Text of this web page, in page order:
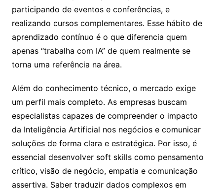
participando de eventos e conferências, e
realizando cursos complementares. Esse hábito de
aprendizado contínuo é o que diferencia quem
apenas “trabalha com IA” de quem realmente se
torna uma referência na área.
Além do conhecimento técnico, o mercado exige
um perfil mais completo. As empresas buscam
especialistas capazes de compreender o impacto
da Inteligência Artificial nos negócios e comunicar
soluções de forma clara e estratégica. Por isso, é
essencial desenvolver soft skills como pensamento
crítico, visão de negócio, empatia e comunicação
assertiva. Saber traduzir dados complexos em